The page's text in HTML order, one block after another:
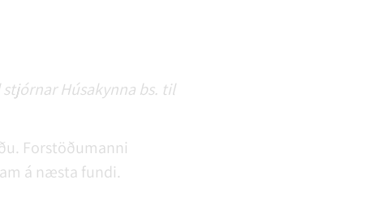
Húsakynna bs. til
Forstöðumanni
á næsta fundi.